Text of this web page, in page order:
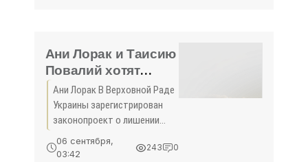
«Культура Крыма»
самостоятельно
демонтировать
Ани Лорак и Таисию
Повалий хотят
лишить звания
народного артиста
Украины -
«Развлечения»
Ани Лорак В Верховной Раде
Украины зарегистрирован
законопроект о лишении
«пророссийских и
просепаратистских
06 сентября,
03:42
243 0